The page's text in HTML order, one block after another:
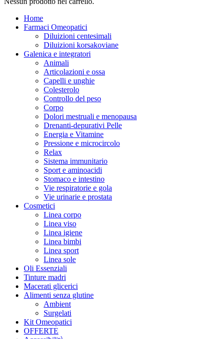
Home
Farmaci Omeopatici
Diluizioni centesimali
Diluizioni korsakoviane
Galenica e integratori
Animali
Articolazioni e ossa
Capelli e unghie
Colesterolo
Controllo del peso
Corpo
Dolori mestruali e menopausa
Drenanti-depurativi Pelle
Energia e Vitamine
Pressione e microcircolo
Relax
Sistema immunitario
Sport e aminoacidi
Stomaco e intestino
Vie respiratorie e gola
Vie urinarie e prostata
Cosmetici
Linea corpo
Linea viso
Linea igiene
Linea bimbi
Linea sport
Linea sole
Oli Essenziali
Tinture madri
Macerati glicerici
Alimenti senza glutine
Ambient
Surgelati
Kit Omeopatici
OFFERTE